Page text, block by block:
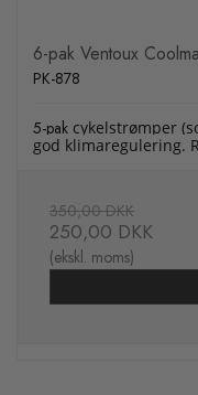
6-pak Ventoux
PK-878
5-pak cykelstrømper
god klimaregulering.
350,00 DKK
250,00 DKK
(ekskl. moms)